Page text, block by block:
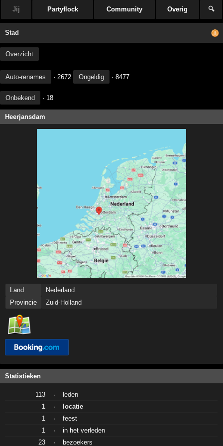
Jij Partyflock Community Overig 🔍
Stad
Overzicht
Auto-renames · 2672 Ongeldig · 8477
Onbekend · 18
Heerjansdam
Land
Nederland
Provincie
Zuid-Holland
Statistieken
113 ·
leden
1
·
locatie
1
·
feest
1
·
in het verleden
23
· bezoekers